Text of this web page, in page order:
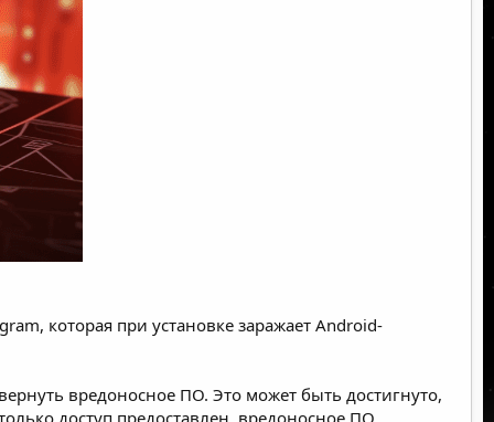
, которая при установке заражает Android-
вредоносное ПО. Это может быть достигнуто,
доступ предоставлен, вредоносное ПО